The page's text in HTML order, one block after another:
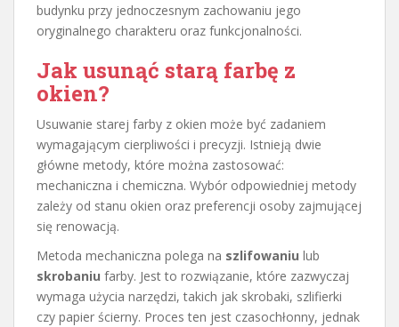
budynku przy jednoczesnym zachowaniu jego
oryginalnego charakteru oraz funkcjonalności.
Jak usunąć starą farbę z
okien?
Usuwanie starej farby z okien może być zadaniem
wymagającym cierpliwości i precyzji. Istnieją dwie
główne metody, które można zastosować:
mechaniczna i chemiczna. Wybór odpowiedniej metody
zależy od stanu okien oraz preferencji osoby zajmującej
się renowacją.
Metoda mechaniczna polega na szlifowaniu lub
skrobaniu farby. Jest to rozwiązanie, które zazwyczaj
wymaga użycia narzędzi, takich jak skrobaki, szlifierki
czy papier ścierny. Proces ten jest czasochłonny, jednak